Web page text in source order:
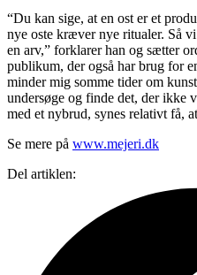
“Du kan sige, at en ost er et
nye oste kræver nye ritualer. Så
en arv,” forklarer han og sætter
publikum, der også har brug for
minder mig somme tider om
undersøge og finde det, der ikke
med et nybrud, synes relativt få,
Se mere på www.mejeri.dk
Del artiklen: